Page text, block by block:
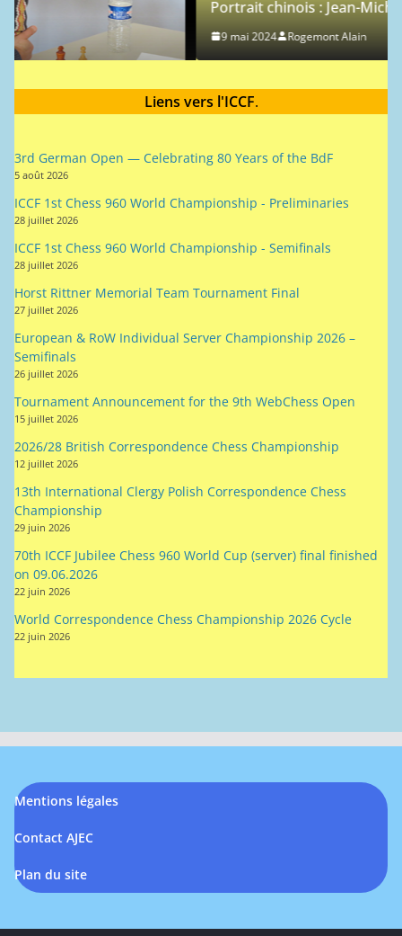
Portrait chinois : Jean-Michel Hagnere
9 mai 2024 Rogemont Alain
Liens vers l'ICCF.
3rd German Open — Celebrating 80 Years of the BdF
5 août 2026
ICCF 1st Chess 960 World Championship - Preliminaries
28 juillet 2026
ICCF 1st Chess 960 World Championship - Semifinals
28 juillet 2026
Horst Rittner Memorial Team Tournament Final
27 juillet 2026
European & RoW Individual Server Championship 2026 –
Semifinals
26 juillet 2026
Tournament Announcement for the 9th WebChess Open
15 juillet 2026
2026/28 British Correspondence Chess Championship
12 juillet 2026
13th International Clergy Polish Correspondence Chess
Championship
29 juin 2026
70th ICCF Jubilee Chess 960 World Cup (server) final finished
on 09.06.2026
22 juin 2026
World Correspondence Chess Championship 2026 Cycle
22 juin 2026
Mentions légales
Contact AJEC
Plan du site